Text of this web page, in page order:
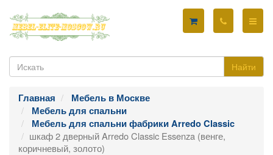
Найти
Главная
Мебель в Москве
Мебель для спальни
Мебель для спальни фабрики Arredo Classic
шкаф 2 дверный Arredo Classic Essenza (венге,
коричневый, золото)